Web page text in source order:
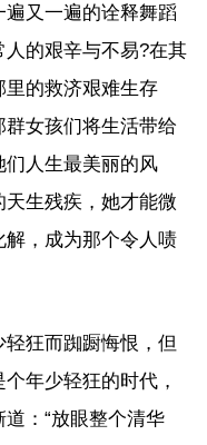
遍又一遍的诠释舞蹈
的艰辛与不易?在其
的救济艰难生存
女孩们将生活带给
人生最美丽的风
生残疾，她才能微
，成为那个令人啧
狂而踟蹰悔恨，但
年少轻狂的时代，
：“放眼整个清华